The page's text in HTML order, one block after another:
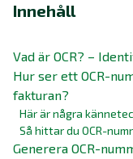
Innehåll
Vad är OCR? –
Hur ser ett OCR-
fakturan?
Här är några
Så hittar du OCR-
Generera OCR-